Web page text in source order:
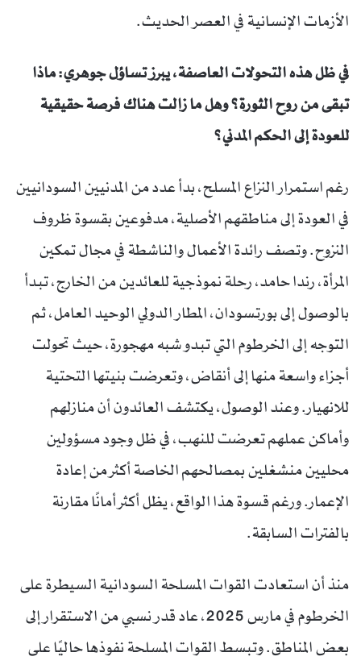
الأزمات الإنسانية في العصر الحديث.
في ظل هذه التحولات العاصفة، يبرز تساؤل جوهري: ماذا
تبقى من روح الثورة؟ وهل ما زالت هناك فرصة حقيقية
للعودة إلى الحكم المدني؟
رغم استمرار النزاع المسلح، بدأ عدد من المدنيين السودانيين
في العودة إلى مناطقهم الأصلية، مدفوعين بقسوة ظروف
النزوح. وتصف رائدة الأعمال والناشطة في مجال تمكين
المرأة، رندا حامد، رحلة نموذجية للعائدين من الخارج، تبدأ
بالوصول إلى بورتسودان، المطار الدولي الوحيد العامل، ثم
التوجه إلى الخرطوم التي تبدو شبه مهجورة، حيث تحولت
أجزاء واسعة منها إلى أنقاض، وتعرضت بنيتها التحتية
للانهيار. وعند الوصول، يكتشف العائدون أن منازلهم
وأماكن عملهم تعرضت للنهب، في ظل وجود مسؤولين
محليين منشغلين بمصالحهم الخاصة أكثر من إعادة
الإعمار. ورغم قسوة هذا الواقع، يظل أكثر أمانًا مقارنة
بالفترات السابقة.
منذ أن استعادت القوات المسلحة السودانية السيطرة على
الخرطوم في مارس 2025، عاد قدر نسبي من الاستقرار إلى
بعض المناطق. وتبسط القوات المسلحة نفوذها حاليًا على